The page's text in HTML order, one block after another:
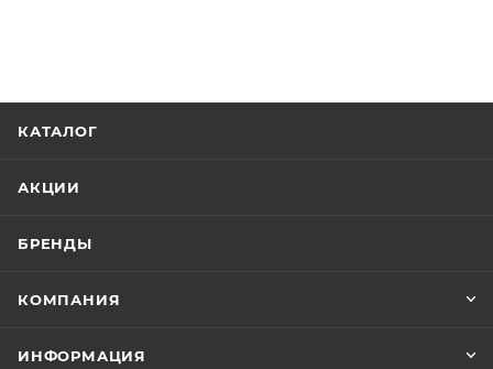
КАТАЛОГ
АКЦИИ
БРЕНДЫ
КОМПАНИЯ
ИНФОРМАЦИЯ